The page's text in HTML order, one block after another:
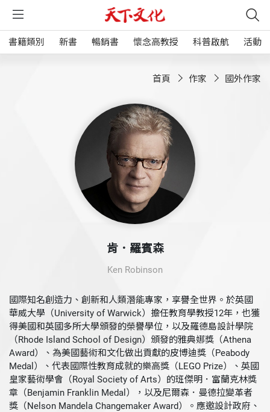
書籍類別 新書 暢銷書 懷念高教授 科普啟航 活動
首頁 作家 國外作家
肯．羅賓森
Ken Robinson
國際知名創造力、創新和人類潛能專家，享譽全世界。於英國
華威大學（University of Warwick）擔任教育學教授12年，也獲
得美國和英國多所大學頒發的榮譽學位，以及羅德島設計學院
（Rhode Island School of Design）頒發的雅典娜獎（Athena
Award）、為美國藝術和文化做出貢獻的皮博迪獎（Peabody
Medal）、代表國際性教育成就的樂高獎（LEGO Prize）、英國
皇家藝術學會（Royal Society of Arts）的班傑明．富蘭克林獎
章（Benjamin Franklin Medal），以及尼爾森．曼德拉變革者
獎（Nelson Mandela Changemaker Award）。應邀設計政府、